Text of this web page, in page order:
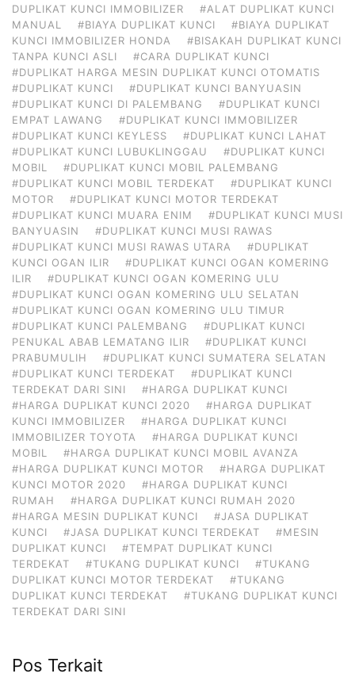
DUPLIKAT KUNCI IMMOBILIZER
#ALAT DUPLIKAT KUNCI
MANUAL
#BIAYA DUPLIKAT KUNCI
#BIAYA DUPLIKAT
KUNCI IMMOBILIZER HONDA
#BISAKAH DUPLIKAT KUNCI
TANPA KUNCI ASLI
#CARA DUPLIKAT KUNCI
#DUPLIKAT HARGA MESIN DUPLIKAT KUNCI OTOMATIS
#DUPLIKAT KUNCI
#DUPLIKAT KUNCI BANYUASIN
#DUPLIKAT KUNCI DI PALEMBANG
#DUPLIKAT KUNCI
EMPAT LAWANG
#DUPLIKAT KUNCI IMMOBILIZER
#DUPLIKAT KUNCI KEYLESS
#DUPLIKAT KUNCI LAHAT
#DUPLIKAT KUNCI LUBUKLINGGAU
#DUPLIKAT KUNCI
MOBIL
#DUPLIKAT KUNCI MOBIL PALEMBANG
#DUPLIKAT KUNCI MOBIL TERDEKAT
#DUPLIKAT KUNCI
MOTOR
#DUPLIKAT KUNCI MOTOR TERDEKAT
#DUPLIKAT KUNCI MUARA ENIM
#DUPLIKAT KUNCI MUSI
BANYUASIN
#DUPLIKAT KUNCI MUSI RAWAS
#DUPLIKAT KUNCI MUSI RAWAS UTARA
#DUPLIKAT
KUNCI OGAN ILIR
#DUPLIKAT KUNCI OGAN KOMERING
ILIR
#DUPLIKAT KUNCI OGAN KOMERING ULU
#DUPLIKAT KUNCI OGAN KOMERING ULU SELATAN
#DUPLIKAT KUNCI OGAN KOMERING ULU TIMUR
#DUPLIKAT KUNCI PALEMBANG
#DUPLIKAT KUNCI
PENUKAL ABAB LEMATANG ILIR
#DUPLIKAT KUNCI
PRABUMULIH
#DUPLIKAT KUNCI SUMATERA SELATAN
#DUPLIKAT KUNCI TERDEKAT
#DUPLIKAT KUNCI
TERDEKAT DARI SINI
#HARGA DUPLIKAT KUNCI
#HARGA DUPLIKAT KUNCI 2020
#HARGA DUPLIKAT
KUNCI IMMOBILIZER
#HARGA DUPLIKAT KUNCI
IMMOBILIZER TOYOTA
#HARGA DUPLIKAT KUNCI
MOBIL
#HARGA DUPLIKAT KUNCI MOBIL AVANZA
#HARGA DUPLIKAT KUNCI MOTOR
#HARGA DUPLIKAT
KUNCI MOTOR 2020
#HARGA DUPLIKAT KUNCI
RUMAH
#HARGA DUPLIKAT KUNCI RUMAH 2020
#HARGA MESIN DUPLIKAT KUNCI
#JASA DUPLIKAT
KUNCI
#JASA DUPLIKAT KUNCI TERDEKAT
#MESIN
DUPLIKAT KUNCI
#TEMPAT DUPLIKAT KUNCI
TERDEKAT
#TUKANG DUPLIKAT KUNCI
#TUKANG
DUPLIKAT KUNCI MOTOR TERDEKAT
#TUKANG
DUPLIKAT KUNCI TERDEKAT
#TUKANG DUPLIKAT KUNCI
TERDEKAT DARI SINI
Pos Terkait